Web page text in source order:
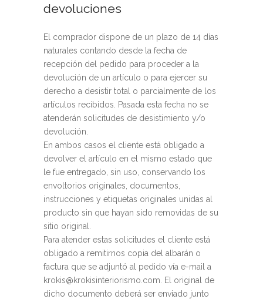
devoluciones
El comprador dispone de un plazo de 14 días
naturales contando desde la fecha de
recepción del pedido para proceder a la
devolución de un artículo o para ejercer su
derecho a desistir total o parcialmente de los
artículos recibidos. Pasada esta fecha no se
atenderán solicitudes de desistimiento y/o
devolución.
En ambos casos el cliente está obligado a
devolver el artículo en el mismo estado que
le fue entregado, sin uso, conservando los
envoltorios originales, documentos,
instrucciones y etiquetas originales unidas al
producto sin que hayan sido removidas de su
sitio original.
Para atender estas solicitudes el cliente está
obligado a remitirnos copia del albarán o
factura que se adjuntó al pedido vía e-mail a
krokis@krokisinteriorismo.com. El original de
dicho documento deberá ser enviado junto